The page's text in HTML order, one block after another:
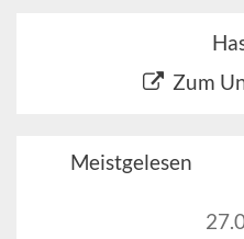
Zum
Meistgelesen